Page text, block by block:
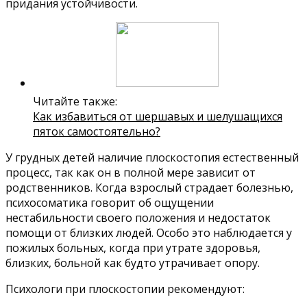
придания устойчивости.
Читайте также:
Как избавиться от шершавых и шелушащихся
пяток самостоятельно?
У грудных детей наличие плоскостопия естественный
процесс, так как он в полной мере зависит от
родственников. Когда взрослый страдает болезнью,
психосоматика говорит об ощущении
нестабильности своего положения и недостаток
помощи от близких людей. Особо это наблюдается у
пожилых больных, когда при утрате здоровья,
близких, больной как будто утрачивает опору.
Психологи при плоскостопии рекомендуют: